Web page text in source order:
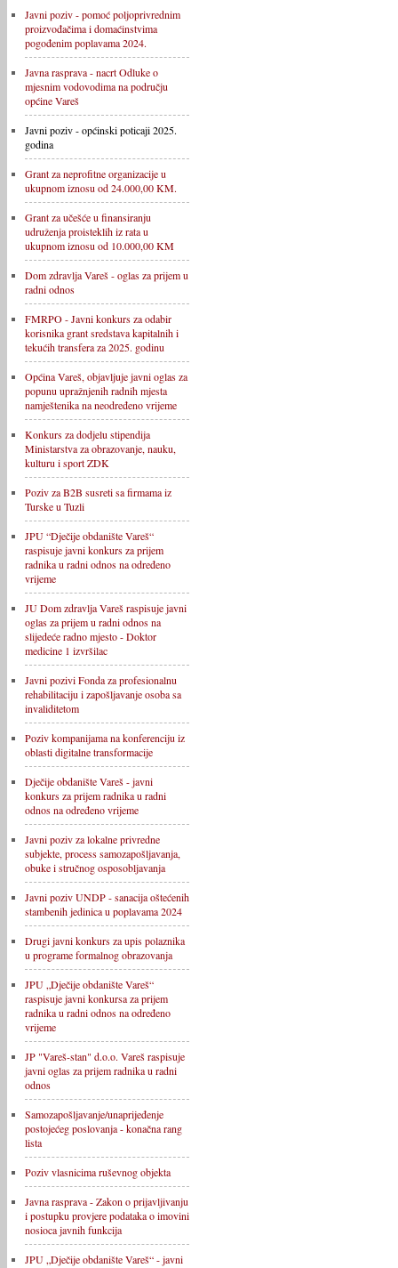
Javni poziv - pomoć poljoprivrednim
proizvođačima i domaćinstvima
pogođenim poplavama 2024.
Javna rasprava - nacrt Odluke o
mjesnim vodovodima na području
općine Vareš
Javni poziv - općinski poticaji 2025.
godina
Grant za neprofitne organizacije u
ukupnom iznosu od 24.000,00 KM.
Grant za učešće u finansiranju
udruženja proisteklih iz rata u
ukupnom iznosu od 10.000,00 KM
Dom zdravlja Vareš - oglas za prijem u
radni odnos
FMRPO - Javni konkurs za odabir
korisnika grant sredstava kapitalnih i
tekućih transfera za 2025. godinu
Općina Vareš, objavljuje javni oglas za
popunu upražnjenih radnih mjesta
namještenika na neodređeno vrijeme
Konkurs za dodjelu stipendija
Ministarstva za obrazovanje, nauku,
kulturu i sport ZDK
Poziv za B2B susreti sa firmama iz
Turske u Tuzli
JPU “Dječije obdanište Vareš“
raspisuje javni konkurs za prijem
radnika u radni odnos na određeno
vrijeme
JU Dom zdravlja Vareš raspisuje javni
oglas za prijem u radni odnos na
slijedeće radno mjesto - Doktor
medicine 1 izvršilac
Javni pozivi Fonda za profesionalnu
rehabilitaciju i zapošljavanje osoba sa
invaliditetom
Poziv kompanijama na konferenciju iz
oblasti digitalne transformacije
Dječije obdanište Vareš - javni
konkurs za prijem radnika u radni
odnos na određeno vrijeme
Javni poziv za lokalne privredne
subjekte, process samozapošljavanja,
obuke i stručnog osposobljavanja
Javni poziv UNDP - sanacija oštećenih
stambenih jedinica u poplavama 2024
Drugi javni konkurs za upis polaznika
u programe formalnog obrazovanja
JPU „Dječije obdanište Vareš“
raspisuje javni konkursa za prijem
radnika u radni odnos na određeno
vrijeme
JP "Vareš-stan" d.o.o. Vareš raspisuje
javni oglas za prijem radnika u radni
odnos
Samozapošljavanje/unaprijeđenje
postojećeg poslovanja - konačna rang
lista
Poziv vlasnicima ruševnog objekta
Javna rasprava - Zakon o prijavljivanju
i postupku provjere podataka o imovini
nosioca javnih funkcija
JPU „Dječije obdanište Vareš“ - javni